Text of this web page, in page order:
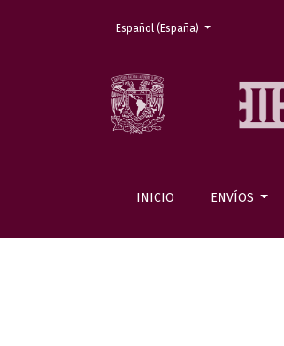
INICIO ENVÍOS
Cambiar el idioma. El actual es:
Español (España)